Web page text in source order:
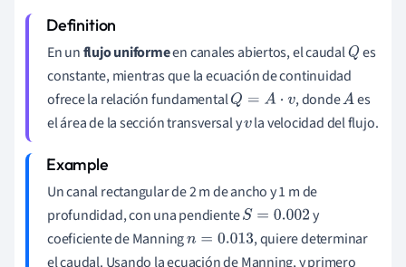
En unflujo uniformeen canales abiertos, el caudalQ es
constante, mientras que la ecuación de continuidad
ofrece la relación fundamentalQ= A⋅ v , dondeA es
el área de la sección transversal yvla velocidad del flujo.
Un canal rectangular de 2 m de ancho y 1 m de
profundidad, con una pendienteS= 0.002
y
coeficiente de Manningn=0.013
, quiere determinar
el caudal. Usando la ecuación de Manning, y primero